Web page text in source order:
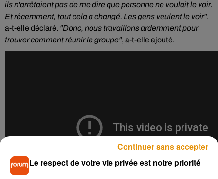
ils n'arrêtaient pas de me dire que personne ne voulait le voir.
Et récemment, tout cela a changé. Les gens veulent le voir",
a-t-elle déclaré. "Donc, nous travaillons ardemment pour
trouver comment réunir le groupe", a-t-elle ajouté.
Le respect de votre vie privée est notre priorité
Continuer sans accepter